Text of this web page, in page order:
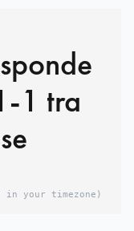
1 tra
in your timezone)